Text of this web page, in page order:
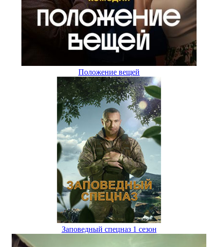
Пoлoжeниe вeщeй
Заповедный спецназ 1 сезон